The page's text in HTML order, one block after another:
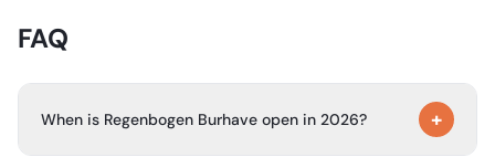
FAQ
When is Regenbogen Burhave open in 2026? +